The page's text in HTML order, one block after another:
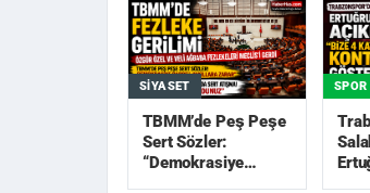
SIYASET
TBMM’de Peş Peşe
Sert Sözler:
“Demokrasiye
SPOR